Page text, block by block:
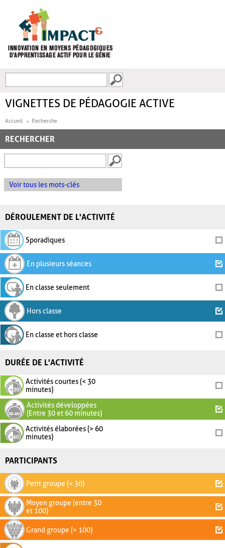
FORMULAIRE DE
VIGNETTES DE PÉDAGOGIE ACTIVE
Accueil Recherche
RECHERCHER
Voir tous les mots-clés
DÉROULEMENT DE L'ACTIVITÉ
Sporadiques
En plusieurs séances
En classe seulement
Hors classe
En classe et hors classe
DURÉE DE L'ACTIVITÉ
Activités courtes (< 30
minutes)
Activités développées
(Entre 30 et 60 minutes)
Activités élaborées (> 60
minutes)
PARTICIPANTS
Petit groupe (< 30)
Moyen groupe (entre 30
et 100)
Grand groupe (> 100)